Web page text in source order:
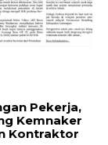
Pekerja,
Kemnaker
Kontraktor